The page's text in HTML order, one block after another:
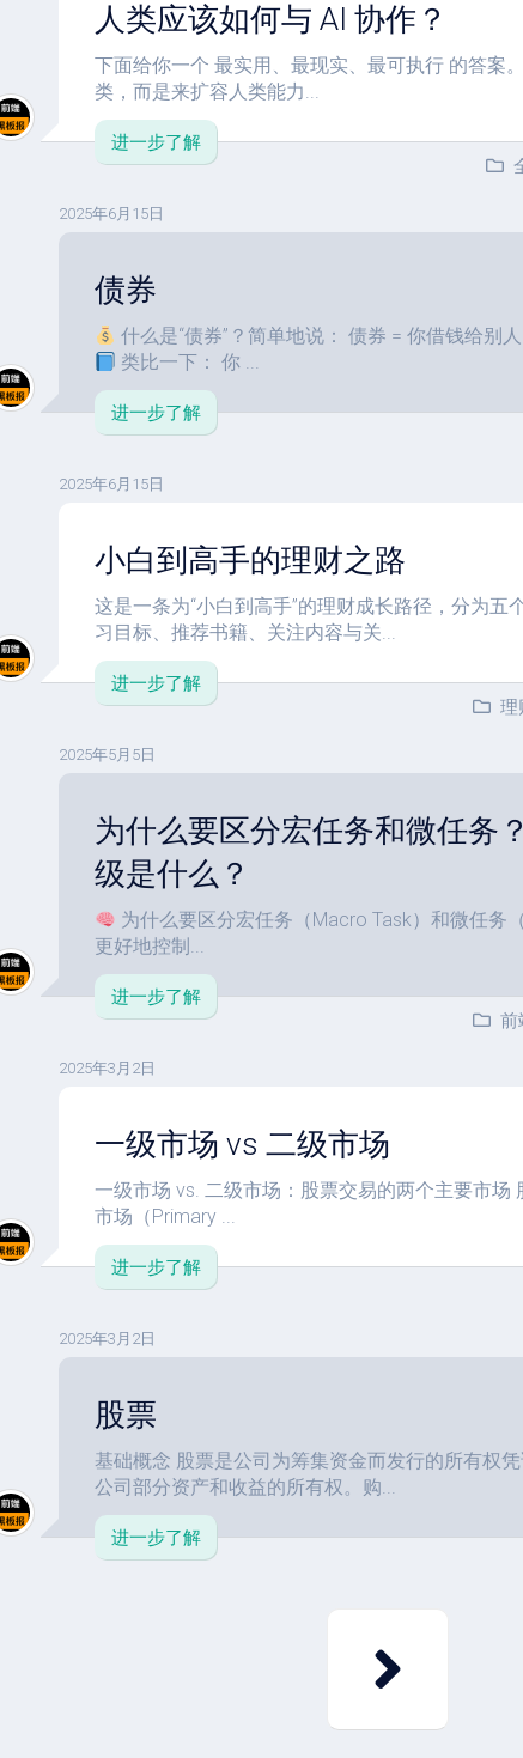
除
噪
音
人类应该如何与 AI 协作？
下面给你一个 最实用、最现实、最可执行 的答案
类，而是来扩容人类能力...
进一步了解
2025年6月15日
债券
什么是“债券”？简单地说： 债券 = 你借钱给别
类比一下： 你 ...
进一步了解
2025年6月15日
小白到高手的理财之路
这是一条为“小白到高手”的理财成长路径，分为五
习目标、推荐书籍、关注内容与关...
进一步了解
理
2025年5月5日
为什么要区分宏任务和微任务
级是什么？
为什么要区分宏任务（Macro Task）和微任务
更好地控制...
进一步了解
前
2025年3月2日
一级市场 vs 二级市场
一级市场 vs. 二级市场：股票交易的两个主要市场
市场（Primary ...
进一步了解
2025年3月2日
股票
基础概念 股票是公司为筹集资金而发行的所有权
公司部分资产和收益的所有权。购...
进一步了解